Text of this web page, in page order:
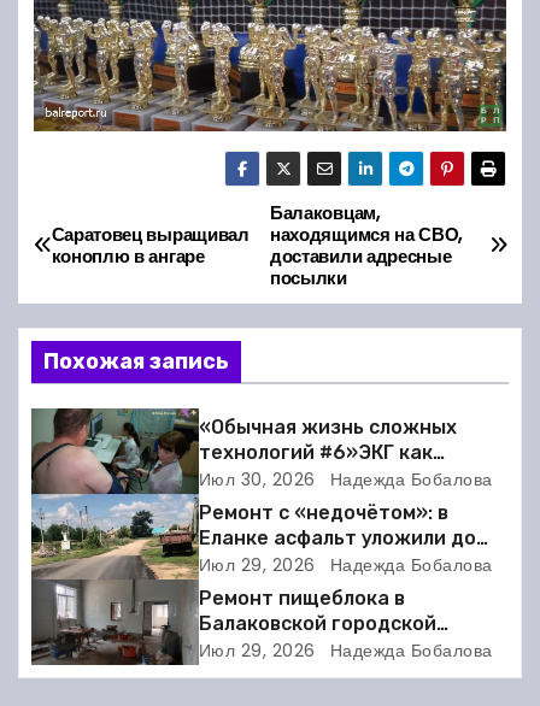
Н
а
в
и
а
ц
и
я
п
Балаковцам,
находящимся на СВО,
доставили адресные
посылки
Саратовец выращивал
коноплю в ангаре
Похожая запись
«Обычная жизнь сложных
технологий #6»ЭКГ как
искусство: когда ритм жизни
требует расшифровки
Июл 30, 2026 Надежда Бобалова
Ремонт с «недочётом»: в
Еланке асфальт уложили до
школы, но не дошли 30 метров
Июл 29, 2026 Надежда Бобалова
Ремонт пищеблока в
Балаковской городской
клинической больнице
выходит на финишную прямую
Июл 29, 2026 Надежда Бобалова